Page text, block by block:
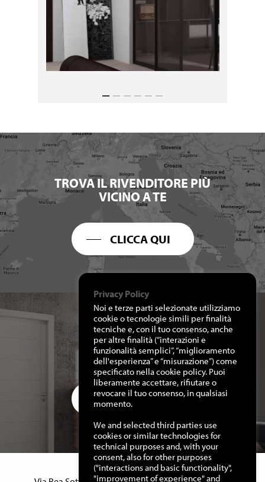
TROVA IL RIVENDITORE PIÙ
VICINO A TE
CLICCA QUI
RICHIEDI I NOSTRI
CATALOGHI
CLICCA QUI
Manuello Design Srl
Privacy Policy
Noi e terze parti selezionate utilizziamo
cookie o tecnologie simili per finalità
tecniche e, con il tuo consenso, anche
per altre finalità (“interazioni e
funzionalità semplici”, “miglioramento
dell'esperienza” e “misurazione”) come
specificato nella cookie policy. Puoi
liberamente accettare, rifiutare o
revocare il tuo consenso, in qualsiasi
momento.
We and selected third parties use
cookies or similar technologies for
technical purposes and, with your
consent, also for other purposes
("interactions and basic functionality",
"improvement of experience" and